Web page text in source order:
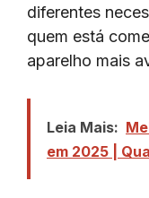
diferentes
quem está
aparelho mais
Leia Mais:
em 2025 |